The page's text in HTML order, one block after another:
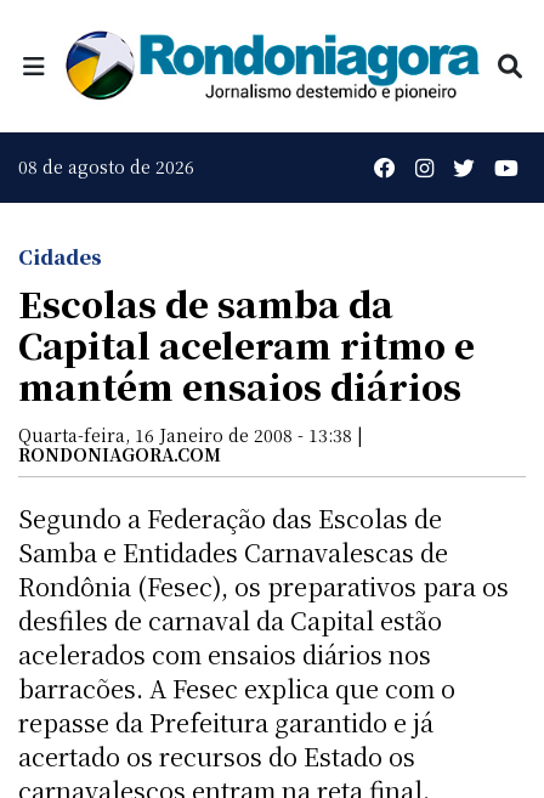
08 de agosto de 2026
Cidades
Escolas de samba da
Capital aceleram ritmo e
mantém ensaios diários
Quarta-feira, 16 Janeiro de 2008 - 13:38 |
RONDONIAGORA.COM
Segundo a Federação das Escolas de
Samba e Entidades Carnavalescas de
Rondônia (Fesec), os preparativos para os
desfiles de carnaval da Capital estão
acelerados com ensaios diários nos
barracões. A Fesec explica que com o
repasse da Prefeitura garantido e já
acertado os recursos do Estado os
carnavalescos entram na reta final.